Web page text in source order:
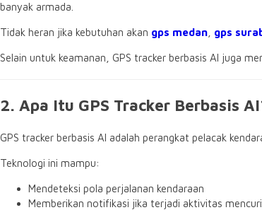
banyak armada.
Tidak heran jika kebutuhan akan gps medan gps
Selain untuk keamanan, GPS tracker berbasis AI juga
2. Apa Itu GPS Tracker Berbasis
GPS tracker berbasis AI adalah perangkat pelacak
Teknologi ini mampu:
Mendeteksi pola perjalanan kendaraan
Memberikan notifikasi jika terjadi aktivitas